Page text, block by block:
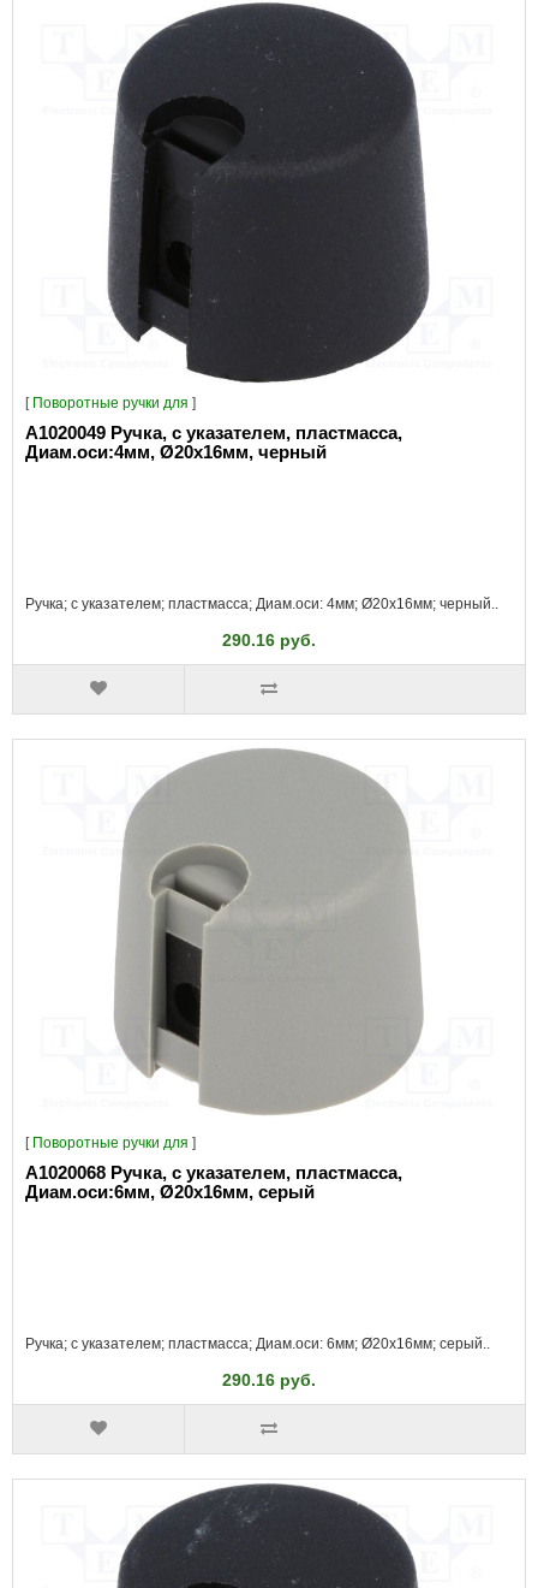
[ Поворотные ручки для ]
A1020049 Ручка, с указателем, пластмасса,
Диам.оси:4мм, Ø20x16мм, черный
Ручка; с указателем; пластмасса; Диам.оси: 4мм; Ø20x16мм; черный..
290.16 руб.
[ Поворотные ручки для ]
A1020068 Ручка, с указателем, пластмасса,
Диам.оси:6мм, Ø20x16мм, серый
Ручка; с указателем; пластмасса; Диам.оси: 6мм; Ø20x16мм; серый..
290.16 руб.